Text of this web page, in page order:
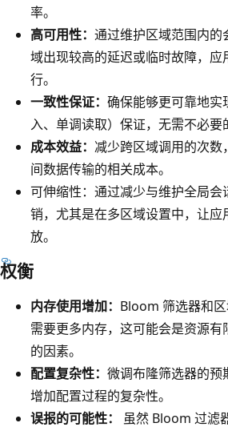
率。
高可用性： 通过维护区域范围内的
域出现较高的延迟或临时故障，
行。
一致性保证： 确保能够更可靠地实
入、单调读取）保证，无需不必要
成本效益： 减少跨区域调用的次
间数据传输的相关成本。
可伸缩性： 通过减少与维护全局
销，尤其是在多区域设置中，让
放。
权衡
内存使用增加： Bloom 筛选器和
需要更多内存，这可能会是资源
的因素。
配置复杂性： 微调布隆筛选器的预
增加配置过程的复杂性。
误报的可能性：
虽然 Bloom 过滤